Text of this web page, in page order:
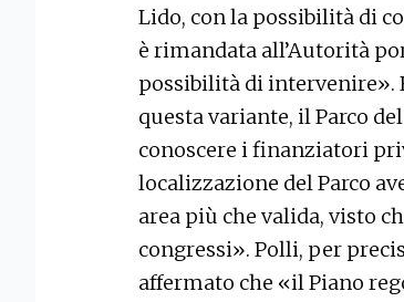
Lido, con la possibilità di
è rimandata all’Autorità
possibilità di intervenire».
questa variante, il Parco
conoscere i finanziatori
localizzazione del Parco
area più che valida, visto
congressi». Polli, per
affermato che «il Piano